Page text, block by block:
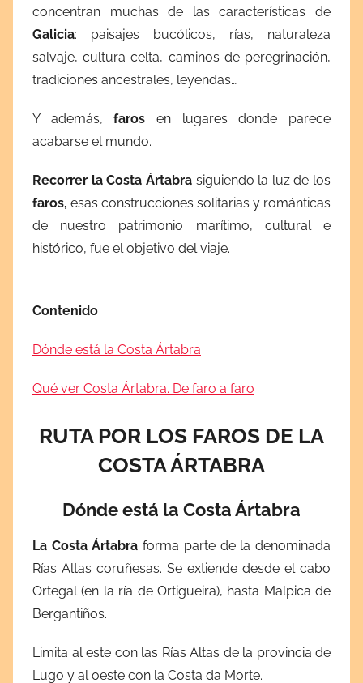
m
b
r
e
1
,
0
1
4
concentran muchas de las características de
Galicia: paisajes bucólicos, rías, naturaleza
salvaje, cultura celta, caminos de peregrinación,
tradiciones ancestrales, leyendas…
Y además,faros en lugares donde parece
acabarse el mundo.
Recorrer la Costa Ártabrasiguiendo la luz de los
faros, esas construcciones solitarias y románticas
de nuestro patrimonio marítimo, cultural e
histórico, fue el objetivo del viaje.
Contenido
Dónde está la Costa Ártabra
Qué ver Costa Ártabra. De faro a faro
RUTA POR LOS FAROS DE LA
COSTA ÁRTABRA
Dónde está la Costa Ártabra
La Costa Ártabra forma parte de la denominada
Rías Altas coruñesas. Se extiende desde el cabo
Ortegal (en la ría de Ortigueira), hasta Malpica de
Bergantiños.
Limita al este con las Rías Altas de la provincia de
Lugo y al oeste con la Costa da Morte.